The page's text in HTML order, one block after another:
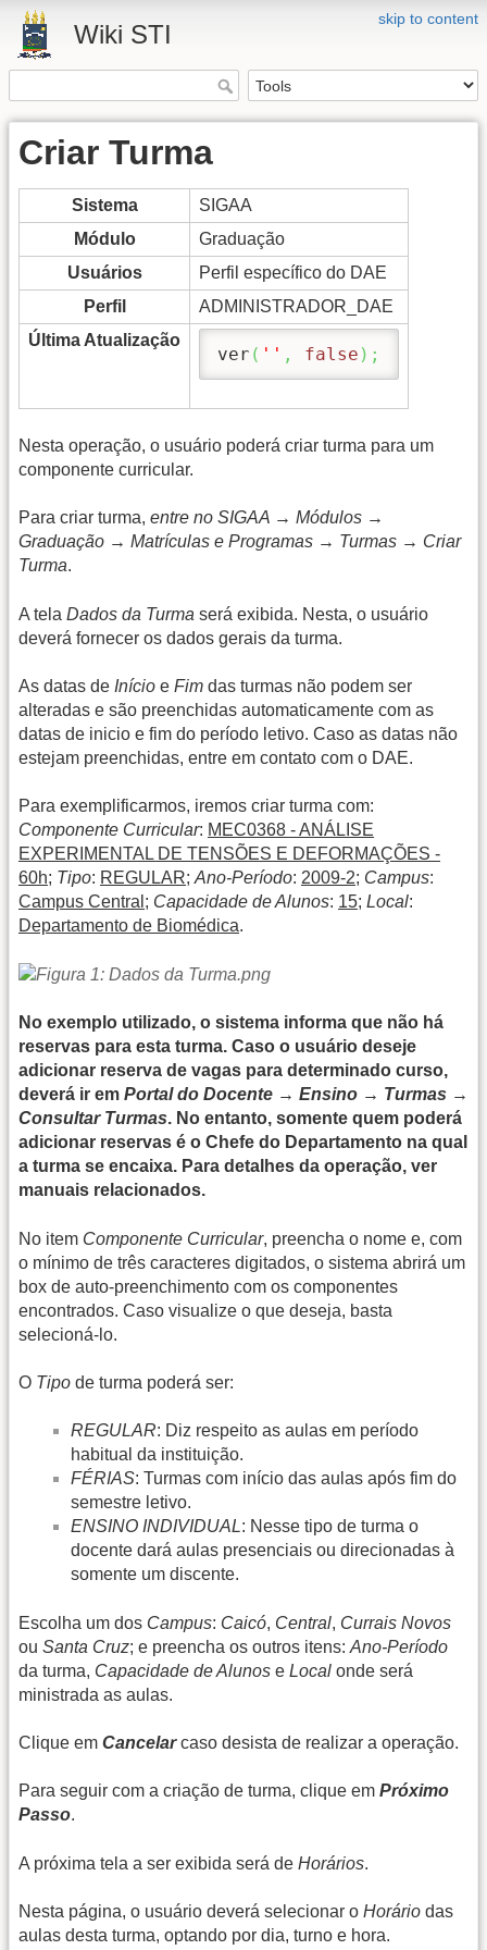
skip to content
Wiki STI
Criar Turma
Sistema
SIGAA
Módulo
Graduação
Usuários
Perfil específico do DAE
Perfil
ADMINISTRADOR_DAE
Última Atualização
ver ( '' , false ) ;
Nesta operação, o usuário poderá criar turma para um
componente curricular.
Para criar turma, entre no SIGAA → Módulos →
Graduação → Matrículas e Programas → Turmas → Criar
Turma.
A tela Dados da Turma será exibida. Nesta, o usuário
deverá fornecer os dados gerais da turma.
As datas de Início e Fim das turmas não podem ser
alteradas e são preenchidas automaticamente com as
datas de inicio e fim do período letivo. Caso as datas não
estejam preenchidas, entre em contato com o DAE.
Para exemplificarmos, iremos criar turma com:
Componente Curricular: MEC0368 - ANÁLISE
EXPERIMENTAL DE TENSÕES E DEFORMAÇÕES -
60h; Tipo: REGULAR; Ano-Período: 2009-2; Campus:
Campus Central ; Capacidade de Alunos: 15; Local:
Departamento de Biomédica.
No exemplo utilizado, o sistema informa que não há
reservas para esta turma. Caso o usuário deseje
adicionar reserva de vagas para determinado curso,
deverá ir em Portal do Docente → Ensino → Turmas →
Consultar Turmas. No entanto, somente quem poderá
adicionar reservas é o Chefe do Departamento na qual
a turma se encaixa. Para detalhes da operação, ver
manuais relacionados.
No item Componente Curricular, preencha o nome e, com
o mínimo de três caracteres digitados, o sistema abrirá um
box de auto-preenchimento com os componentes
encontrados. Caso visualize o que deseja, basta
selecioná-lo.
O Tipo de turma poderá ser:
REGULAR: Diz respeito as aulas em período
habitual da instituição.
FÉRIAS: Turmas com início das aulas após fim do
semestre letivo.
ENSINO INDIVIDUAL: Nesse tipo de turma o
docente dará aulas presenciais ou direcionadas à
somente um discente.
Escolha um dos Campus: Caicó, Central, Currais Novos
ou Santa Cruz; e preencha os outros itens: Ano-Período
da turma, Capacidade de Alunos e Local onde será
ministrada as aulas.
Clique em Cancelarcaso desista de realizar a operação.
Para seguir com a criação de turma, clique em Próximo
Passo.
A próxima tela a ser exibida será de Horários.
Nesta página, o usuário deverá selecionar o Horário das
aulas desta turma, optando por dia, turno e hora.